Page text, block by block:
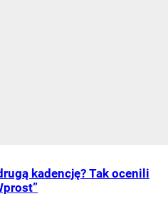
kadencję? Tak ocenili